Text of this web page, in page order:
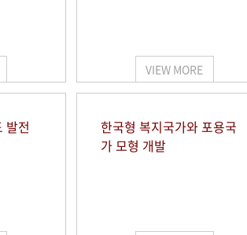
VIEW MORE
발전
한국형 복지국가와 포용국
가 모형 개발